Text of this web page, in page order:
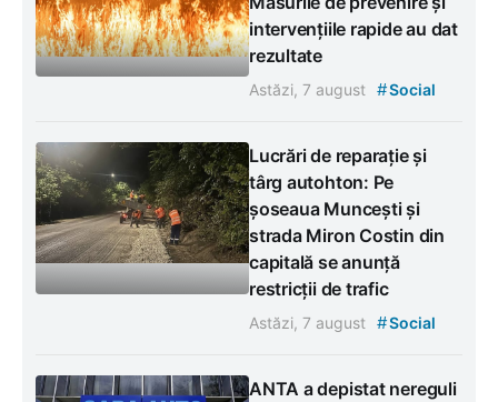
intervențiile rapide au dat
rezultate
Astăzi, 7 august #Social
Lucrări de reparație și
târg autohton: Pe
șoseaua Muncești și
strada Miron Costin din
capitală se anunță
restricții de trafic
Astăzi, 7 august #Social
ANTA a depistat nereguli